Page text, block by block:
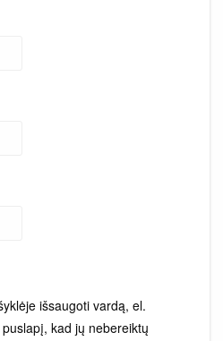
išsaugoti vardą, el.
kad jų nebereiktų